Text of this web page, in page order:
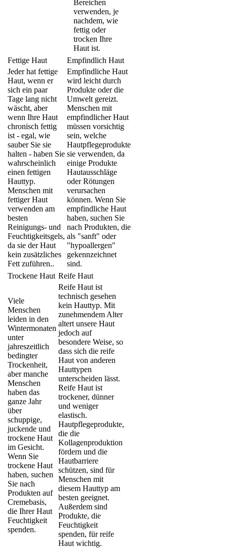
Bereichen
verwenden, je
nachdem, wie
fettig oder
trocken Ihre
Haut ist.
Fettige Haut
Empfindlich Haut
Jeder hat fettige
Haut, wenn er
sich ein paar
Tage lang nicht
wäscht, aber
wenn Ihre Haut
chronisch fettig
ist - egal, wie
sauber Sie sie
halten - haben Sie
wahrscheinlich
einen fettigen
Hauttyp.
Menschen mit
fettiger Haut
verwenden am
besten
Reinigungs- und
Feuchtigkeitsgels,
da sie der Haut
kein zusätzliches
Fett zuführen..
Empfindliche Haut
wird leicht durch
Produkte oder die
Umwelt gereizt.
Menschen mit
empfindlicher Haut
müssen vorsichtig
sein, welche
Hautpflegeprodukte
sie verwenden, da
einige Produkte
Hautausschläge
oder Rötungen
verursachen
können. Wenn Sie
empfindliche Haut
haben, suchen Sie
nach Produkten, die
als "sanft" oder
"hypoallergen"
gekennzeichnet
sind.
Trockene Haut Reife Haut
Viele
Menschen
leiden in den
Wintermonaten
unter
jahreszeitlich
bedingter
Trockenheit,
aber manche
Menschen
haben das
ganze Jahr
über
schuppige,
juckende und
trockene Haut
im Gesicht.
Wenn Sie
trockene Haut
haben, suchen
Sie nach
Produkten auf
Cremebasis,
die Ihrer Haut
Feuchtigkeit
spenden.
Reife Haut ist
technisch gesehen
kein Hauttyp. Mit
zunehmendem Alter
altert unsere Haut
jedoch auf
besondere Weise, so
dass sich die reife
Haut von anderen
Hauttypen
unterscheiden lässt.
Reife Haut ist
trockener, dünner
und weniger
elastisch.
Hautpflegeprodukte,
die die
Kollagenproduktion
fördern und die
Hautbarriere
schützen, sind für
Menschen mit
diesem Hauttyp am
besten geeignet.
Außerdem sind
Produkte, die
Feuchtigkeit
spenden, für reife
Haut wichtig.